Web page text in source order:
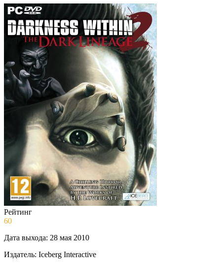
Рейтинг
60
Дата выхода: 28 мая 2010
Издатель: Iceberg Interactive